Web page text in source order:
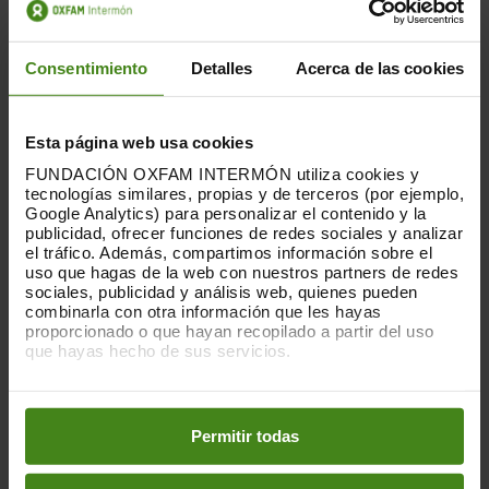
Consentimiento Detalles Acerca de las cookies
Esta página web usa cookies
FUNDACIÓN OXFAM INTERMÓN utiliza cookies y
tecnologías similares, propias y de terceros (por ejemplo,
Google Analytics) para personalizar el contenido y la
publicidad, ofrecer funciones de redes sociales y analizar
el tráfico. Además, compartimos información sobre el
uso que hagas de la web con nuestros partners de redes
sociales, publicidad y análisis web, quienes pueden
combinarla con otra información que les hayas
proporcionado o que hayan recopilado a partir del uso
que hayas hecho de sus servicios.
preferencias accediendo a nuestraPolítica de Cookieso
en los botones facilitados a continuación:
Permitir todas
02.04.2014
Governar per a la majoria
lluita contra la desigualtat econòmica.
Mitiguen l'impacte...
Ciutadania- Governabilitat i Drets Humans-